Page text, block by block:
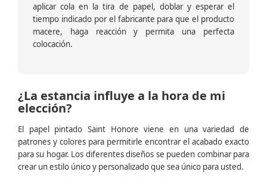
aplicar cola en la tira de papel, doblar y esperar el
tiempo indicado por el fabricante para que el producto
macere, haga reacción y permita una perfecta
colocación.
¿La estancia influye a la hora de mi
elección?
El papel pintado Saint Honore viene en una variedad de
patrones y colores para permitirle encontrar el acabado exacto
para su hogar. Los diferentes diseños se pueden combinar para
crear un estilo único y personalizado que sea único para usted.